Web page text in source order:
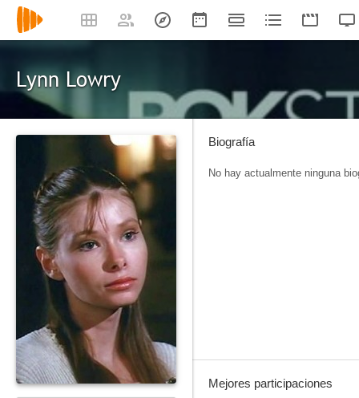
Lynn Lowry
Biografía
No hay actualmente ninguna
Mejores participaciones